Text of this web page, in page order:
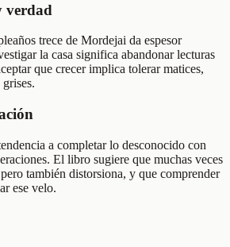
verdad
trece de Mordejai da espesor
la casa significa abandonar lecturas
que crecer implica tolerar matices,
a completar lo desconocido con
El libro sugiere que muchas veces
también distorsiona, y que comprender
ese velo.